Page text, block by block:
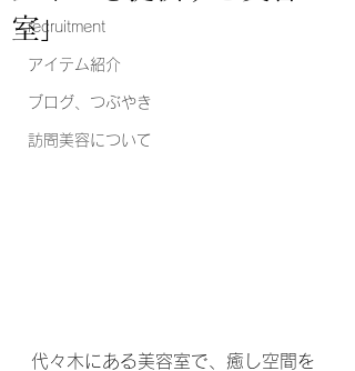
recruitment
アイテム紹介
ブログ、つぶやき
訪問美容について
室」
代々木にある美容室で、癒し空間を